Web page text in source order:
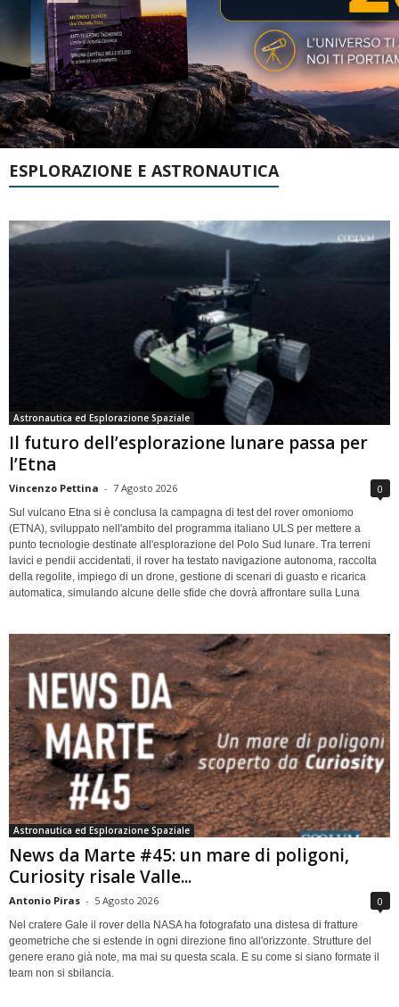
ESPLORAZIONE E ASTRONAUTICA
Astronautica ed Esplorazione Spaziale
Il futuro dell’esplorazione lunare passa per
l’Etna
Vincenzo Pettina - 7 Agosto 2026 0
Sul vulcano Etna si è conclusa la campagna di test del rover omoniomo
(ETNA), sviluppato nell'ambito del programma italiano ULS per mettere a
punto tecnologie destinate all'esplorazione del Polo Sud lunare. Tra terreni
lavici e pendii accidentati, il rover ha testato navigazione autonoma, raccolta
della regolite, impiego di un drone, gestione di scenari di guasto e ricarica
automatica, simulando alcune delle sfide che dovrà affrontare sulla Luna
Astronautica ed Esplorazione Spaziale
News da Marte #45: un mare di poligoni,
Curiosity risale Valle...
Antonio Piras - 5 Agosto 2026 0
Nel cratere Gale il rover della NASA ha fotografato una distesa di fratture
geometriche che si estende in ogni direzione fino all'orizzonte. Strutture del
genere erano già note, ma mai su questa scala. E su come si siano formate il
team non si sbilancia.